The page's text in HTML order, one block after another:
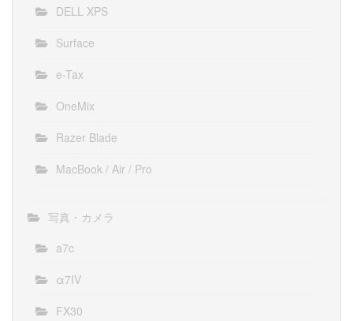
DELL XPS
Surface
e-Tax
OneMix
Razer Blade
MacBook / Air / Pro
写真・カメラ
a7c
α7IV
FX30